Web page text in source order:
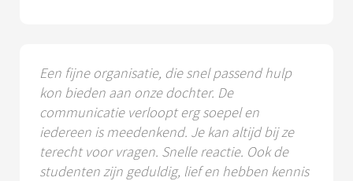
Een fijne organisatie, die snel passend hulp
kon bieden aan onze dochter. De
communicatie verloopt erg soepel en
iedereen is meedenkend. Je kan altijd bij ze
terecht voor vragen. Snelle reactie. Ook de
studenten zijn geduldig, lief en hebben kennis